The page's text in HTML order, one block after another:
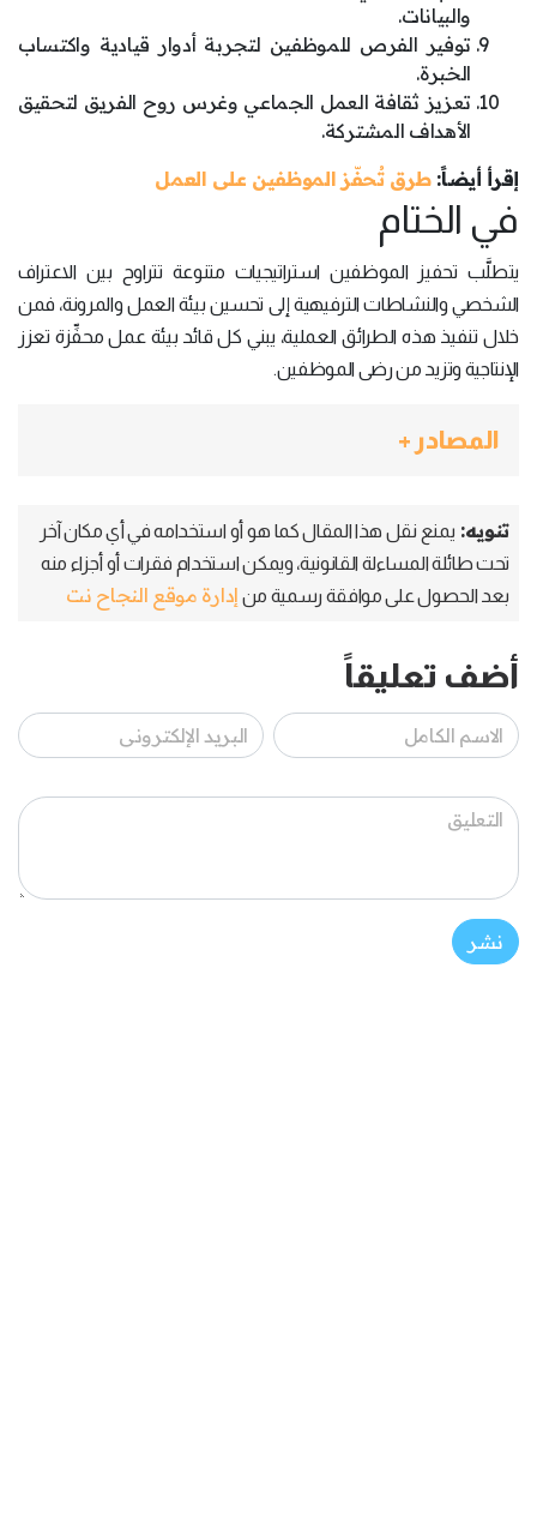
والبيانات.
توفير الفرص للموظفين لتجربة أدوار قيادية واكتساب
الخبرة.
تعزيز ثقافة العمل الجماعي وغرس روح الفريق لتحقيق
الأهداف المشتركة.
إقرأ أيضاً:طرق تُحفّز الموظفين على العمل
في الختام
يتطلَّب تحفيز الموظفين استراتيجيات متنوعة تتراوح بين الاعتراف
الشخصي والنشاطات الترفيهية إلى تحسين بيئة العمل والمرونة، فمن
خلال تنفيذ هذه الطرائق العملية، يبني كل قائد بيئة عمل محفِّزة تعزز
الإنتاجية وتزيد من رضى الموظفين.
المصادر +
تنويه: يمنع نقل هذا المقال كما هو أو استخدامه في أي مكان آخر
تحت طائلة المساءلة القانونية، ويمكن استخدام فقرات أو أجزاء منه
بعد الحصول على موافقة رسمية من إدارة موقع النجاح نت
أضف تعليقاً
نشر